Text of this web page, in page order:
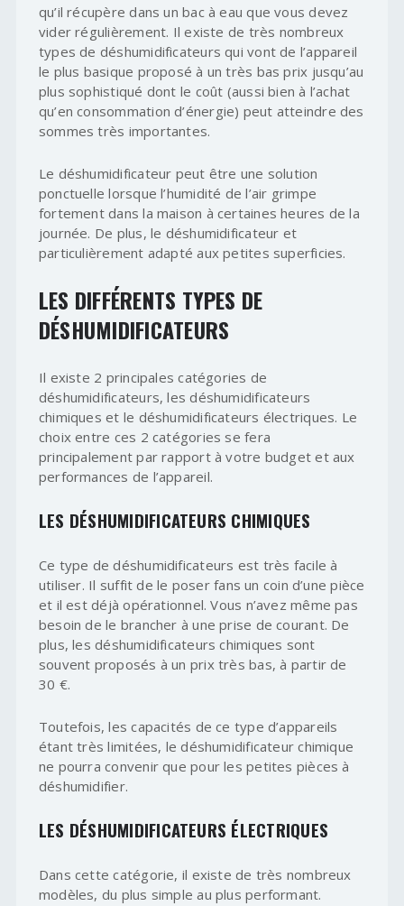
qu’il récupère dans un bac à eau que vous devez
vider régulièrement. Il existe de très nombreux
types de déshumidificateurs qui vont de l’appareil
le plus basique proposé à un très bas prix jusqu’au
plus sophistiqué dont le coût (aussi bien à l’achat
qu’en consommation d’énergie) peut atteindre des
sommes très importantes.
Le déshumidificateur peut être une solution
ponctuelle lorsque l’humidité de l’air grimpe
fortement dans la maison à certaines heures de la
journée. De plus, le déshumidificateur et
particulièrement adapté aux petites superficies.
LES DIFFÉRENTS TYPES DE
DÉSHUMIDIFICATEURS
Il existe 2 principales catégories de
déshumidificateurs, les déshumidificateurs
chimiques et le déshumidificateurs électriques. Le
choix entre ces 2 catégories se fera
principalement par rapport à votre budget et aux
performances de l’appareil.
LES DÉSHUMIDIFICATEURS CHIMIQUES
Ce type de déshumidificateurs est très facile à
utiliser. Il suffit de le poser fans un coin d’une pièce
et il est déjà opérationnel. Vous n’avez même pas
besoin de le brancher à une prise de courant. De
plus, les déshumidificateurs chimiques sont
souvent proposés à un prix très bas, à partir de
30 €.
Toutefois, les capacités de ce type d’appareils
étant très limitées, le déshumidificateur chimique
ne pourra convenir que pour les petites pièces à
déshumidifier.
LES DÉSHUMIDIFICATEURS ÉLECTRIQUES
Dans cette catégorie, il existe de très nombreux
modèles, du plus simple au plus performant.